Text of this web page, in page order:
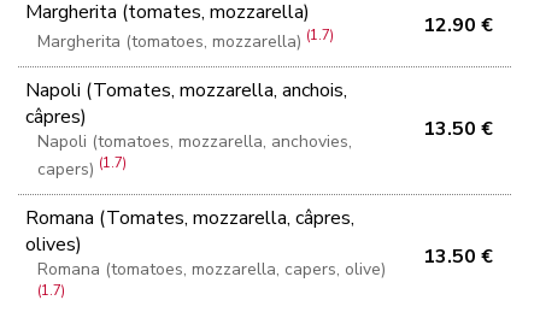
Margherita (tomates, mozzarella)
Margherita (tomatoes, mozzarella) (1.7) 12.90 €
Napoli (Tomates, mozzarella, anchois,
câpres)
Napoli (tomatoes, mozzarella, anchovies,
capers) (1.7)
13.50 €
Romana (Tomates, mozzarella, câpres,
olives)
Romana (tomatoes, mozzarella, capers, olive)
(1.7)
13.50 €